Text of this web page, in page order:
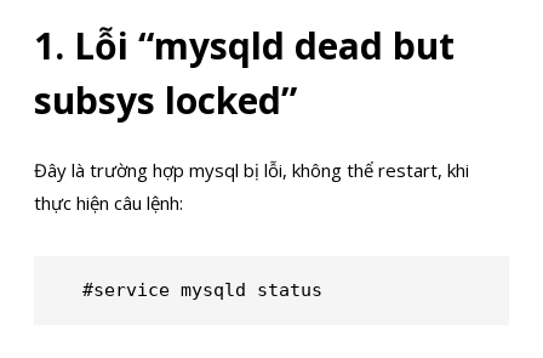
1. Lỗi “mysqld dead but
subsys locked”
Đây là trường hợp mysql bị lỗi, không thể restart, khi
thực hiện câu lệnh:
#service mysqld status